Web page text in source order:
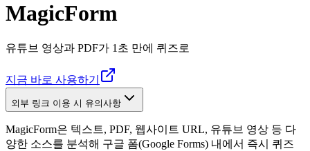
MagicForm
유튜브 영상과 PDF가 1초 만에 퀴즈로
지금 바로 사용하기
외부 링크 이용 시 유의사항
MagicForm은 텍스트, PDF, 웹사이트 URL, 유튜브 영상 등 다
양한 소스를 분석해 구글 폼(Google Forms) 내에서 즉시 퀴즈